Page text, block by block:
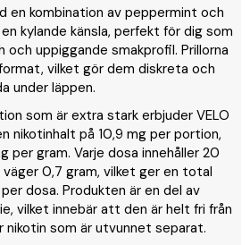
en kombination av peppermint och
kylande känsla, perfekt för dig som
uppiggande smakprofil. Prillorna
vilket gör dem diskreta och
under läppen.
som är extra stark erbjuder VELO
nikotinhalt på 10,9 mg per portion,
per gram. Varje dosa innehåller 20
väger 0,7 gram, vilket ger en total
dosa. Produkten är en del av
vilket innebär att den är helt fri från
nikotin som är utvunnet separat.